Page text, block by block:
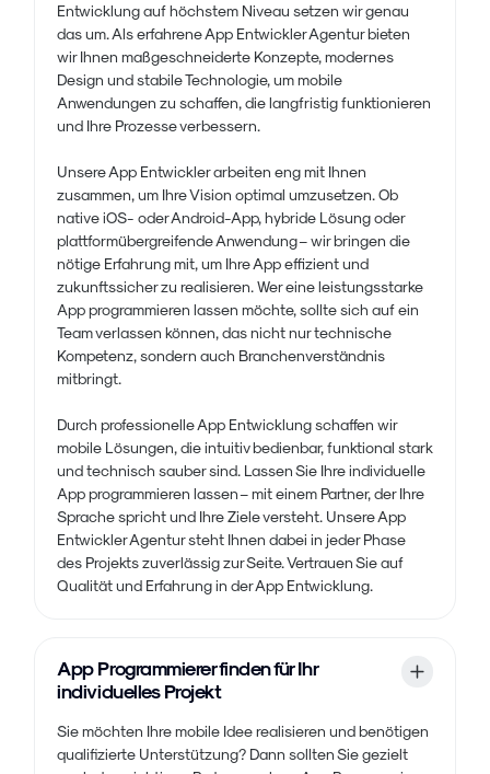
Entwicklung auf höchstem Niveau setzen wir genau
das um. Als erfahrene App Entwickler Agentur bieten
wir Ihnen maßgeschneiderte Konzepte, modernes
Design und stabile Technologie, um mobile
Anwendungen zu schaffen, die langfristig funktionieren
und Ihre Prozesse verbessern.
Unsere App Entwickler arbeiten eng mit Ihnen
zusammen, um Ihre Vision optimal umzusetzen. Ob
native iOS- oder Android-App, hybride Lösung oder
plattformübergreifende Anwendung – wir bringen die
nötige Erfahrung mit, um Ihre App effizient und
zukunftssicher zu realisieren. Wer eine leistungsstarke
App programmieren lassen möchte, sollte sich auf ein
Team verlassen können, das nicht nur technische
Kompetenz, sondern auch Branchenverständnis
mitbringt.
Durch professionelle App Entwicklung schaffen wir
mobile Lösungen, die intuitiv bedienbar, funktional stark
und technisch sauber sind. Lassen Sie Ihre individuelle
App programmieren lassen – mit einem Partner, der Ihre
Sprache spricht und Ihre Ziele versteht. Unsere App
Entwickler Agentur steht Ihnen dabei in jeder Phase
des Projekts zuverlässig zur Seite. Vertrauen Sie auf
Qualität und Erfahrung in der App Entwicklung.
App Programmierer finden für Ihr
individuelles Projekt
Sie möchten Ihre mobile Idee realisieren und benötigen
qualifizierte Unterstützung? Dann sollten Sie gezielt